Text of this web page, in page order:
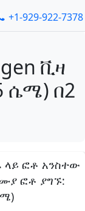
+1-929-922-7378
ቪዛ
ሴሜ) በ2
ፎቶ አንስተው
ፎቶ ያግኙ: